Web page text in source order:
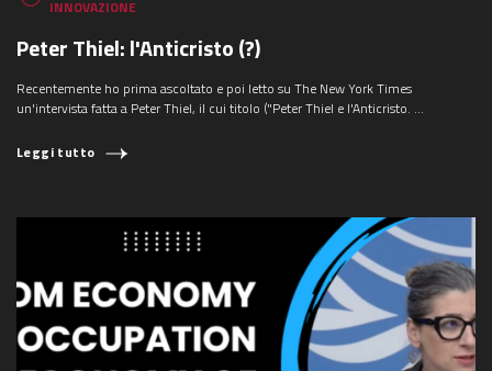
INNOVAZIONE
Peter Thiel: l'Anticristo (?)
Recentemente ho prima ascoltato e poi letto su The New York Times
un'intervista fatta a Peter Thiel, il cui titolo ("Peter Thiel e l'Anticristo. ...
Leggi tutto